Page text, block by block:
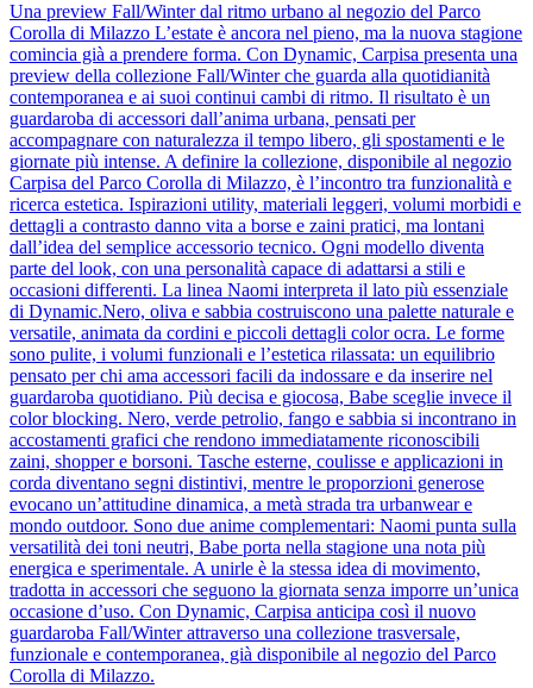
Una preview Fall/Winter dal ritmo urbano al negozio del Parco
Corolla di Milazzo L’estate è ancora nel pieno, ma la nuova stagione
comincia già a prendere forma. Con Dynamic, Carpisa presenta una
preview della collezione Fall/Winter che guarda alla quotidianità
contemporanea e ai suoi continui cambi di ritmo. Il risultato è un
guardaroba di accessori dall’anima urbana, pensati per
accompagnare con naturalezza il tempo libero, gli spostamenti e le
giornate più intense. A definire la collezione, disponibile al negozio
Carpisa del Parco Corolla di Milazzo, è l’incontro tra funzionalità e
ricerca estetica. Ispirazioni utility, materiali leggeri, volumi morbidi e
dettagli a contrasto danno vita a borse e zaini pratici, ma lontani
dall’idea del semplice accessorio tecnico. Ogni modello diventa
parte del look, con una personalità capace di adattarsi a stili e
occasioni differenti. La linea Naomi interpreta il lato più essenziale
di Dynamic.Nero, oliva e sabbia costruiscono una palette naturale e
versatile, animata da cordini e piccoli dettagli color ocra. Le forme
sono pulite, i volumi funzionali e l’estetica rilassata: un equilibrio
pensato per chi ama accessori facili da indossare e da inserire nel
guardaroba quotidiano. Più decisa e giocosa, Babe sceglie invece il
color blocking. Nero, verde petrolio, fango e sabbia si incontrano in
accostamenti grafici che rendono immediatamente riconoscibili
zaini, shopper e borsoni. Tasche esterne, coulisse e applicazioni in
corda diventano segni distintivi, mentre le proporzioni generose
evocano un’attitudine dinamica, a metà strada tra urbanwear e
mondo outdoor. Sono due anime complementari: Naomi punta sulla
versatilità dei toni neutri, Babe porta nella stagione una nota più
energica e sperimentale. A unirle è la stessa idea di movimento,
tradotta in accessori che seguono la giornata senza imporre un’unica
occasione d’uso. Con Dynamic, Carpisa anticipa così il nuovo
guardaroba Fall/Winter attraverso una collezione trasversale,
funzionale e contemporanea, già disponibile al negozio del Parco
Corolla di Milazzo.